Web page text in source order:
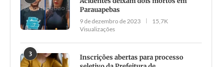
Parauapebas
9 de dezembro de 2023
15,7K
Visualizações
3
Inscrições abertas para processo